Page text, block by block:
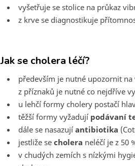
vyšetřuje se stolice na průkaz
z krve se diagnostikuje
Jak se cholera léčí?
především je nutné upozornit
z příznaků je nutné co nejdříve
u lehčí formy cholery postačí
těžší formy vyžadují podávaní
dále se nasazují antibiotika
jestliže se cholera neléčí je z 50
v chudých zemích s nízkými